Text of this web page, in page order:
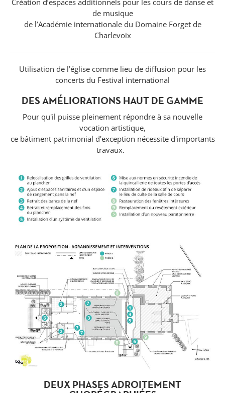
Création d’espaces additionnels pour les cours de danse et
de musique
de l’Académie internationale du Domaine Forget de
Charlevoix
Utilisation de l’église comme lieu de diffusion pour les
concerts du Festival international
DES AMÉLIORATIONS HAUT DE GAMME
Pour qu'il puisse pleinement répondre à sa nouvelle
vocation artistique,
ce bâtiment patrimonial d'exception nécessite d'importants
travaux.
DEUX PHASES ADROITEMENT